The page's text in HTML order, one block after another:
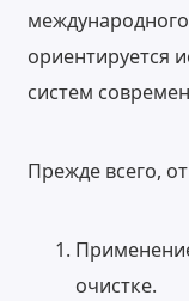
ориентируется
систем
Прежде всего,
очистке.